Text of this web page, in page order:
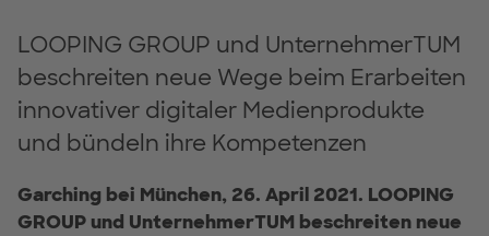
LOOPING GROUP und UnternehmerTUM
beschreiten neue Wege beim Erarbeiten
innovativer digitaler Medienprodukte
und bündeln ihre Kompetenzen
Garching bei München, 26. April 2021. LOOPING
GROUP und UnternehmerTUM beschreiten neue